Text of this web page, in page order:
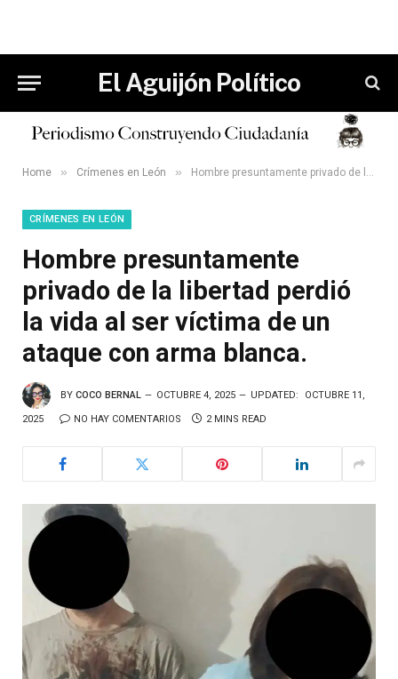
El Aguijón Político
Home » Crímenes en León » Hombre presuntamente privado de la libertad perdió la vida al ser víctima de un ataque con arma blanca.
CRÍMENES EN LEÓN
Hombre presuntamente
privado de la libertad perdió
la vida al ser víctima de un
ataque con arma blanca.
BY COCO BERNAL OCTUBRE 4, 2025 UPDATED: OCTUBRE 11,
2025 NO HAY COMENTARIOS 2 MINS READ